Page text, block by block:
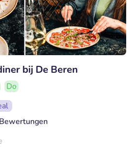
bij De Beren
Do